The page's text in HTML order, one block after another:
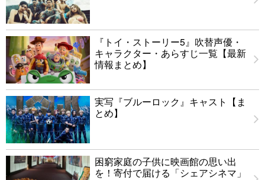
『トイ・ストーリー5』吹替声優・
キャラクター・あらすじ一覧【最新
情報まとめ】
実写『ブルーロック』キャスト【ま
とめ】
困窮家庭の子供に映画館の思い出
を！寄付で届ける「シェアシネマ」